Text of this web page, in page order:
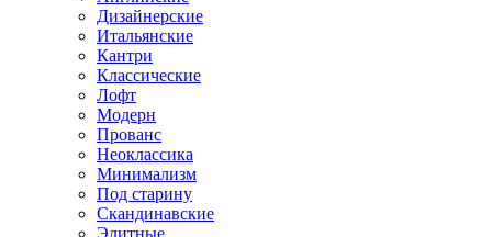
Дизайнерские
Итальянские
Кантри
Классические
Лофт
Модерн
Прованс
Неоклассика
Минимализм
Под старину
Скандинавские
Элитные